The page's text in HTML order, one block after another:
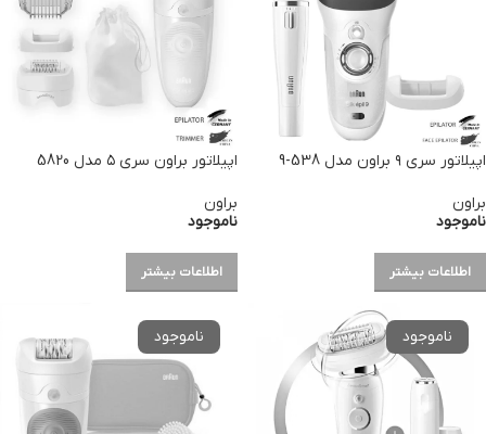
اپیلاتور سری ۹ براون مدل 538-9
براون
ناموجود
اطلاعات بیشتر
اپیلاتور براون سری ۵ مدل 5820
براون
ناموجود
اطلاعات بیشتر